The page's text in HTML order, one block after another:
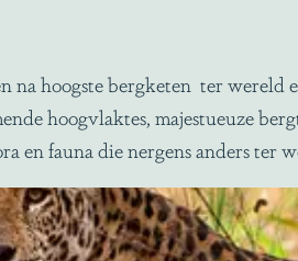
na hoogste bergketen ter
hoogvlaktes, majestueuze
en fauna die nergens anders ter